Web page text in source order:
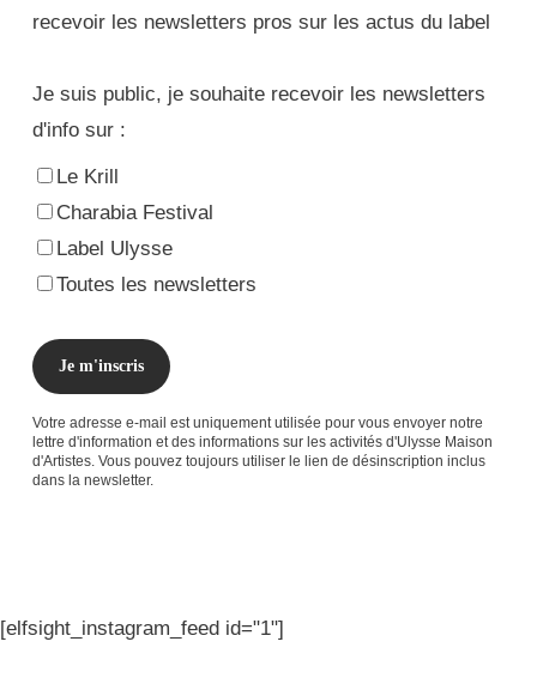
recevoir les newsletters pros sur les actus du label
Je suis public, je souhaite recevoir les newsletters
d'info sur :
Le Krill
Charabia Festival
Label Ulysse
Toutes les newsletters
Votre adresse e-mail est uniquement utilisée pour vous envoyer notre
lettre d'information et des informations sur les activités d'Ulysse Maison
d'Artistes. Vous pouvez toujours utiliser le lien de désinscription inclus
dans la newsletter.
[elfsight_instagram_feed id="1"]